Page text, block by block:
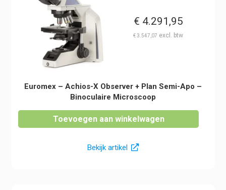
€ 4.291,95
€3.547,07
Euromex – Achios-X Observer + Plan Semi-Apo –
Binoculaire Microscoop
Toevoegen aan winkelwagen
Bekijk artikel